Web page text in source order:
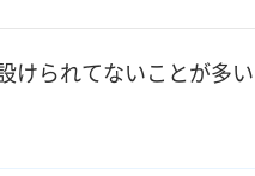
けられてないことが多い